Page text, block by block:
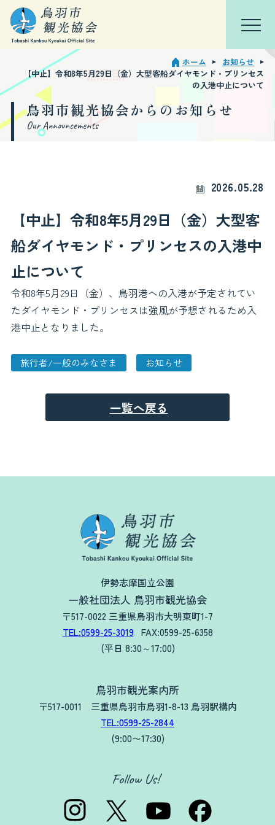
TOP 会員ページ
鳥羽を知る
イベント・行事
宿泊観光周遊券
お役立ち情報
鳥羽市観光協会について
よくある質問
フォトギャラリー
パンフレット
プライバシーポリシー
鳥羽市観光協会からのお知らせ
Our Announcements
ホーム
お知らせ
【中止】令和8年5月29日（金）大型客船ダイヤモンド・プリンセス
の入港中止について
2026.05.28
【中止】令和8年5月29日（金）大型客
船ダイヤモンド・プリンセスの入港中
止について
令和8年5月29日（金）、鳥羽港への入港が予定されてい
たダイヤモンド・プリンセスは強風が予想されるため入
港中止となりました。
旅行者/一般のみなさま お知らせ
一覧へ戻る
伊勢志摩国立公園
一般社団法人 鳥羽市観光協会
〒517-0022 三重県鳥羽市大明東町1-7
TEL:0599-25-3019
FAX:0599-25-6358
(平日 8:30～17:00)
鳥羽市観光案内所
〒517-0011 三重県鳥羽市鳥羽1-8-13 鳥羽駅構内
TEL:0599-25-2844
(9:00〜17:30)